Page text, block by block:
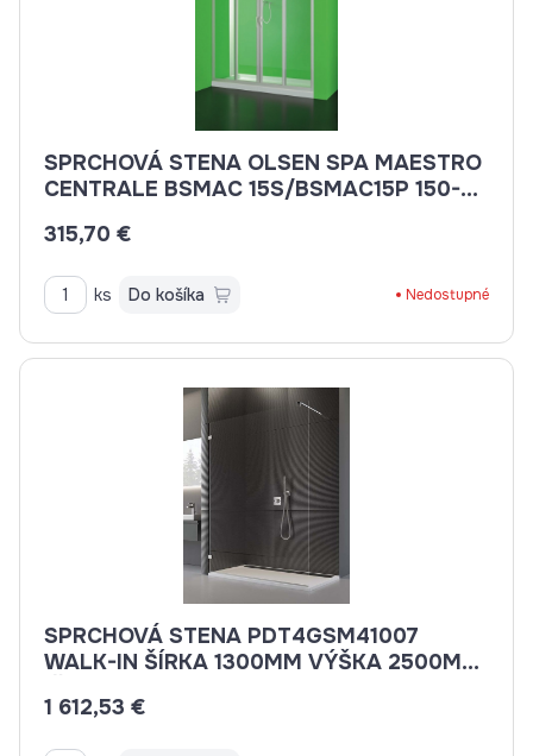
SPRCHOVÁ STENA OLSEN SPA MAESTRO
CENTRALE BSMAC 15S/BSMAC15P 150-
315,70 €
ks Do košíka Nedostupné
SPRCHOVÁ STENA PDT4GSM41007
WALK-IN ŠÍRKA 1300MM VÝŠKA 2500MM
1 612,53 €